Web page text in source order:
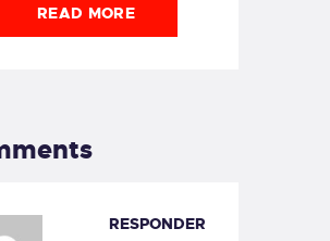
READ MORE
RESPONDER